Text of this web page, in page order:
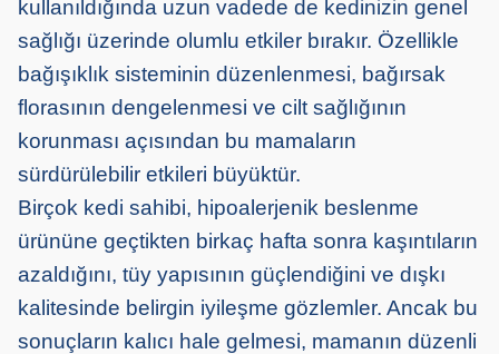
kullanıldığında uzun vadede de kedinizin genel
sağlığı üzerinde olumlu etkiler bırakır. Özellikle
bağışıklık sisteminin düzenlenmesi, bağırsak
florasının dengelenmesi ve cilt sağlığının
korunması açısından bu mamaların
sürdürülebilir etkileri büyüktür.
Birçok kedi sahibi, hipoalerjenik beslenme
ürününe geçtikten birkaç hafta sonra kaşıntıların
azaldığını, tüy yapısının güçlendiğini ve dışkı
kalitesinde belirgin iyileşme gözlemler. Ancak bu
sonuçların kalıcı hale gelmesi, mamanın düzenli